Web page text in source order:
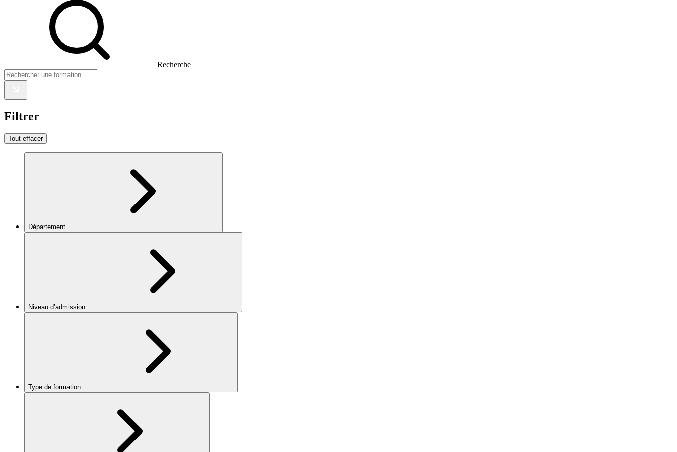
Recherche
Filtrer
Tout effacer
Département
Niveau d’admission
Type de formation